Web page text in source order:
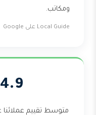
ومكاتب.
Local Guide على Google
4.9 من 5